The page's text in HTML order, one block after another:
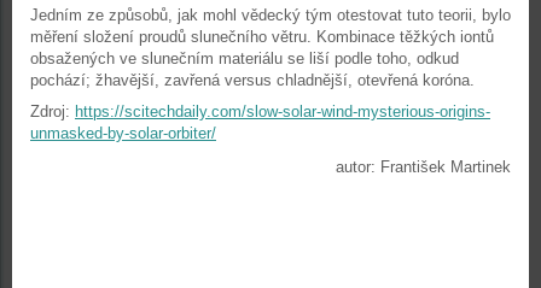
Jedním ze způsobů, jak mohl vědecký tým otestovat tuto teorii, bylo
měření složení proudů slunečního větru. Kombinace těžkých iontů
obsažených ve slunečním materiálu se liší podle toho, odkud
pochází; žhavější, zavřená versus chladnější, otevřená koróna.
Zdroj: https://scitechdaily.com/slow-solar-wind-mysterious-origins-
unmasked-by-solar-orbiter/
autor: František Martinek